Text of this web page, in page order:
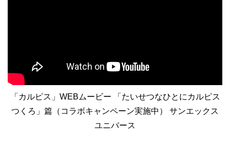
「カルピス」WEBムービー 「たいせつなひとにカルピス
つくろ」篇（コラボキャンペーン実施中） サンエックス
ユニバース